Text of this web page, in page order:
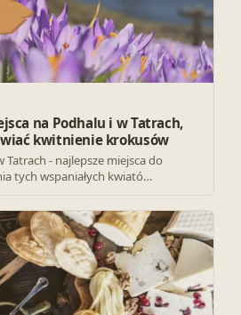
na Podhalu i w Tatrach,
kwitnienie krokusów
Tatrach - najlepsze miejsca do
tych wspaniałych kwiató…